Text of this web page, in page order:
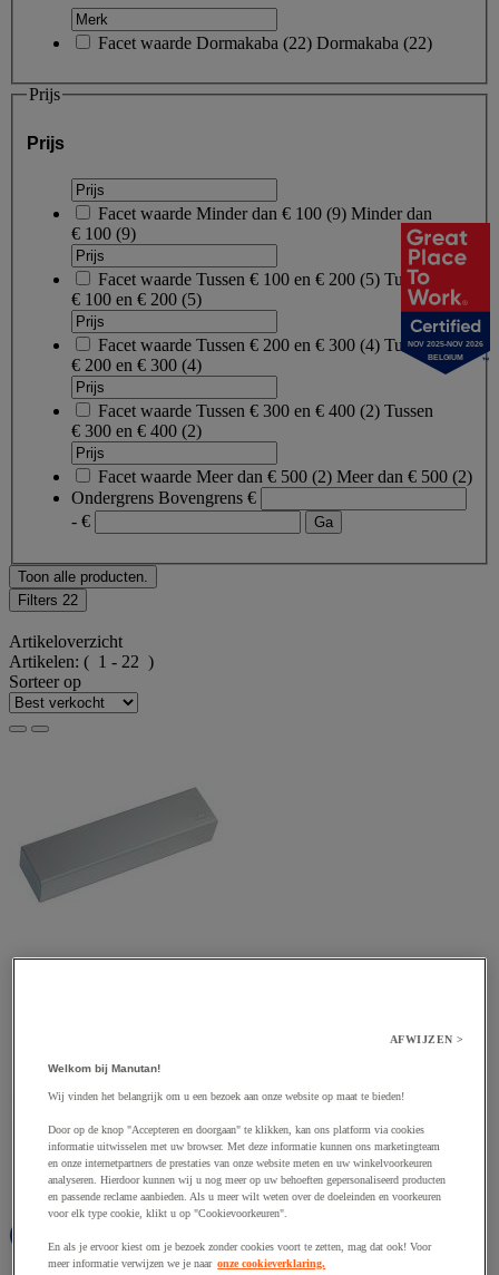
Facet waarde Dormakaba (22) Dormakaba (22)
Prijs
Prijs
Facet waarde Minder dan € 100 (9) Minder dan
€ 100 (9)
Facet waarde Tussen € 100 en € 200 (5) Tussen
€ 100 en € 200 (5)
Facet waarde Tussen € 200 en € 300 (4) Tussen
€ 200 en € 300 (4)
Facet waarde Tussen € 300 en € 400 (2) Tussen
€ 300 en € 400 (2)
Facet waarde Meer dan € 500 (2) Meer dan € 500 (2)
Ondergrens Bovengrens €
- €
Toon alle producten.
Filters 22
Artikeloverzicht
Artikelen: ( 1 - 22 )
Sorteer op
Vergelijken Vergelijken
NOV 2025-NOV 2026
BELGIUM
AFWIJZEN >
Welkom bij Manutan!
Wij vinden het belangrijk om u een bezoek aan onze website op maat te bieden!
Door op de knop "Accepteren en doorgaan" te klikken, kan ons platform via cookies
informatie uitwisselen met uw browser. Met deze informatie kunnen ons marketingteam
en onze internetpartners de prestaties van onze website meten en uw winkelvoorkeuren
analyseren. Hierdoor kunnen wij u nog meer op uw behoeften gepersonaliseerd producten
en passende reclame aanbieden. Als u meer wilt weten over de doeleinden en voorkeuren
voor elk type cookie, klikt u op "Cookievoorkeuren".
En als je ervoor kiest om je bezoek zonder cookies voort te zetten, mag dat ook! Voor
meer informatie verwijzen we je naar onze cookieverklaring.